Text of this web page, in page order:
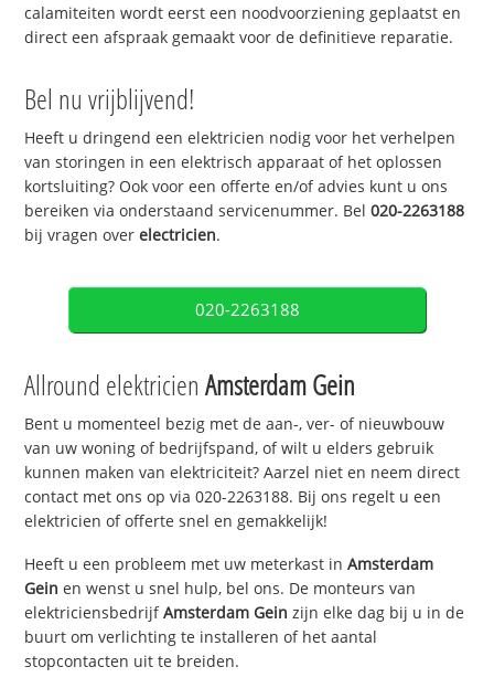
calamiteiten wordt eerst een noodvoorziening geplaatst en
direct een afspraak gemaakt voor de definitieve reparatie.
Bel nu vrijblijvend!
Heeft u dringend een elektricien nodig voor het verhelpen
van storingen in een elektrisch apparaat of het oplossen
kortsluiting? Ook voor een offerte en/of advies kunt u ons
bereiken via onderstaand servicenummer. Bel020-2263188
bij vragen overelectricien.
020-2263188
Allround elektricienAmsterdam Gein
Bent u momenteel bezig met de aan-, ver- of nieuwbouw
van uw woning of bedrijfspand, of wilt u elders gebruik
kunnen maken van elektriciteit? Aarzel niet en neem direct
contact met ons op via 020-2263188. Bij ons regelt u een
elektricien of offerte snel en gemakkelijk!
Heeft u een probleem met uw meterkast inAmsterdam
Gein en wenst u snel hulp, bel ons. De monteurs van
elektriciensbedrijfAmsterdam Gein zijn elke dag bij u in de
buurt om verlichting te installeren of het aantal
stopcontacten uit te breiden.